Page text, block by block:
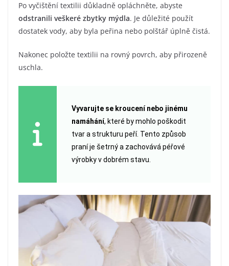
Po vyčištění textilii důkladně opláchněte, abyste
odstranili veškeré zbytky mýdla. Je důležité použít
dostatek vody, aby byla peřina nebo polštář úplně čistá.
Nakonec položte textilii na rovný povrch, aby přirozeně
uschla.
Vyvarujte se kroucení nebo jinému
namáhání, které by mohlo poškodit
tvar a strukturu peří. Tento způsob
praní je šetrný a zachovává péřové
výrobky v dobrém stavu.